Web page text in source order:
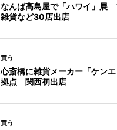
なんば高島屋で「ハワイ」展
雑貨など30店出店
買う
心斎橋に雑貨メーカー「ケン
拠点 関西初出店
買う